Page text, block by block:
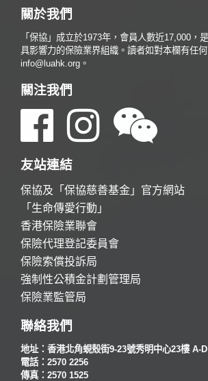
關於我們
「保協」成立於1973年，會員人數近17,000，
具影響力的保險業界組織。讀者如對本欄有任
info@luahk.org。
關注我們
友站連結
保協及「保協慈善基金」官方網站
「生命傳愛行動」
香港保險業聯會
保險代理登記委員會
保險索償投訴局
強制性公積金計劃管理局
保險業監管局
聯絡我們
地址：香港北角蜆殼街9-23號秀明中心23樓 A-
電話：2570 2256
傳真：2570 1525